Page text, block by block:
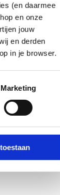
(en daarmee
en onze
jouw
en derden
in je browser.
Marketing